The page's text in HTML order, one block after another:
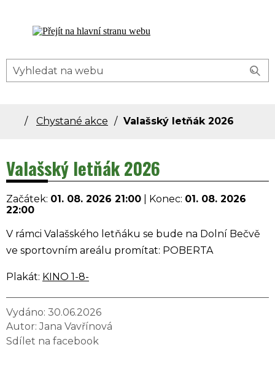
Dolní Bečva - oficiální stránky obce
Chystané akce Valašský letňák 2026
Valašský letňák 2026
Začátek: 01. 08. 2026 21:00 Konec: 01. 08. 2026
22:00
V rámci Valašského letňáku se bude na Dolní Bečvě
ve sportovním areálu promítat: POBERTA
Plakát: KINO 1-8-
Vydáno: 30.06.2026
Autor:Jana Vavřínová
Sdílet na facebook